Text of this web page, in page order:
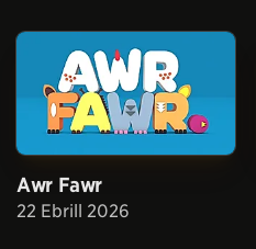
Awr Fawr
22 Ebrill 2026